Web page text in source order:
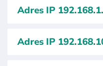
Adres IP
Adres IP